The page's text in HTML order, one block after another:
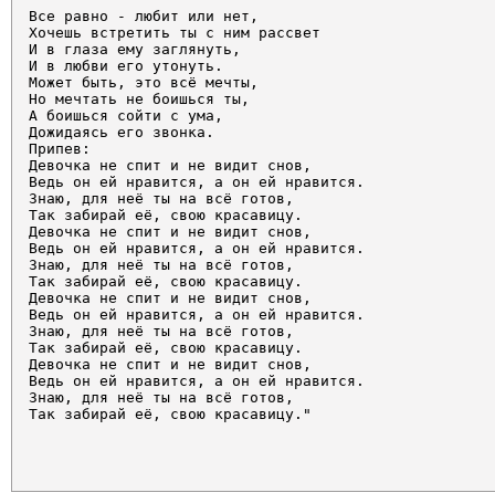
Все равно - любит или нет,
Хочешь встретить ты с ним рассвет
И в глаза ему заглянуть,
И в любви его утонуть.
Может быть, это всё мечты,
Но мечтать не боишься ты,
А боишься сойти с ума,
Дожидаясь его звонка.
Припев:
Девочка не спит и не видит снов,
Ведь он ей нравится, а он ей нравится.
Знаю, для неё ты на всё готов,
Так забирай её, свою красавицу.
Девочка не спит и не видит снов,
Ведь он ей нравится, а он ей нравится.
Знаю, для неё ты на всё готов,
Так забирай её, свою красавицу.
Девочка не спит и не видит снов,
Ведь он ей нравится, а он ей нравится.
Знаю, для неё ты на всё готов,
Так забирай её, свою красавицу.
Девочка не спит и не видит снов,
Ведь он ей нравится, а он ей нравится.
Знаю, для неё ты на всё готов,
Так забирай её, свою красавицу."